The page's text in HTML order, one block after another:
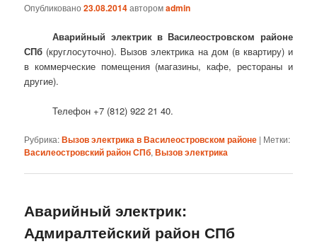
Опубликовано23.08.2014авторомadmin
Аварийный электрик в Василеостровском районе
СПб (круглосуточно). Вызов электрика на дом (в квартиру) и
в коммерческие помещения (магазины, кафе, рестораны и
другие).
Телефон +7 (812) 922 21 40.
Рубрика:Вызов электрика в Василеостровском районе | Метки:
Василеостровский район СПб,Вызов электрика
Аварийный электрик:
Адмиралтейский район СПб